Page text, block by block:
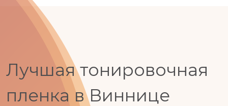
Лучшая тонировочная
пленка в Виннице